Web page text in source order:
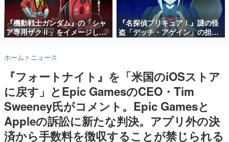
殿堂入り記事
SNS拡散数が数千以上！ ページビュー数万以上！ などな
ど。多くの人々に読まれた、電ファミ渾身の“殿堂入り”記
事をまとめました。
名作ゲームクリエイターの方々に製作時のエピソードをお
きます。
赫本
この物語を解いてはいけない。『赫本』は、〈試験問題〉
の形をした短編ホラー小説集です。
新世代に訊く
『機動戦士ガンダム』の「シャ
ア専用ザクⅡ」をイメージした
散水ホースリールが予約開始。
ークやジオン公国軍のエンブレ
『名探偵プリキュア！』謎の怪
盗「デッチ・アゲイン」の担当
キャストは天﨑滉平さんと判
ホーム ニュース
『フォートナイト』を「米国のiOSストア
に戻す」とEpic GamesのCEO・Tim
Sweeney氏がコメント。Epic Gamesと
Appleの訴訟に新たな判決。アプリ外の決
済から手数料を徴収することが禁じられる